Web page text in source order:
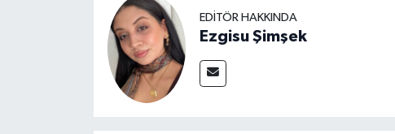
EDITÖR HAKKINDA
Ezgisu Şimşek